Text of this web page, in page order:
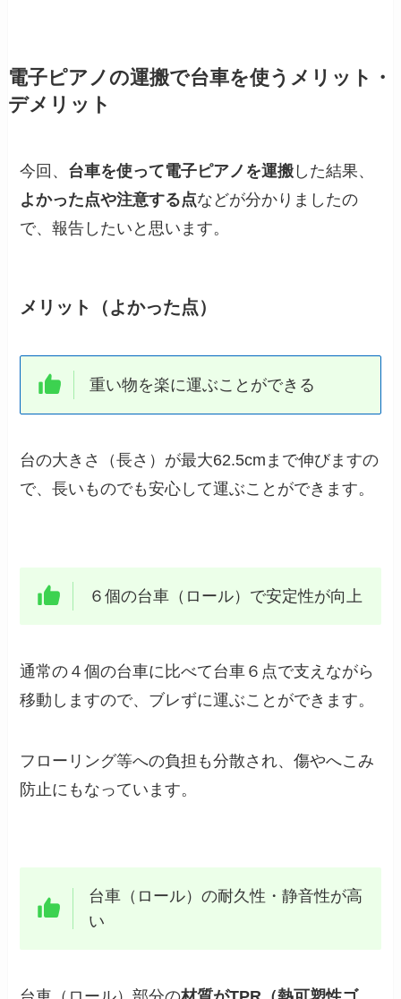
電子ピアノの運搬で台車を使うメリット・
デメリット
今回、 台車を使って電子ピアノを運搬 した結果、
よかった点や注意する点などが分かりましたの
で、報告したいと思います。
メリット（よかった点）
重い物を楽に運ぶことができる
台の大きさ（長さ）が最大62.5cmまで伸びますの
で、長いものでも安心して運ぶことができます。
６個の台車（ロール）で安定性が向上
通常の４個の台車に比べて台車６点で支えながら
移動しますので、ブレずに運ぶことができます。
フローリング等への負担も分散され、傷やへこみ
防止にもなっています。
台車（ロール）の耐久性・静音性が高
い